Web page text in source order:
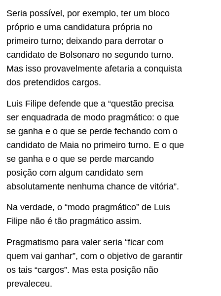
Seria possível, por exemplo, ter um bloco
próprio e uma candidatura própria no
primeiro turno; deixando para derrotar o
candidato de Bolsonaro no segundo turno.
Mas isso provavelmente afetaria a conquista
dos pretendidos cargos.
Luis Filipe defende que a “questão precisa
ser enquadrada de modo pragmático: o que
se ganha e o que se perde fechando com o
candidato de Maia no primeiro turno. E o que
se ganha e o que se perde marcando
posição com algum candidato sem
absolutamente nenhuma chance de vitória”.
Na verdade, o “modo pragmático” de Luis
Filipe não é tão pragmático assim.
Pragmatismo para valer seria “ficar com
quem vai ganhar”, com o objetivo de garantir
os tais “cargos”. Mas esta posição não
prevaleceu.